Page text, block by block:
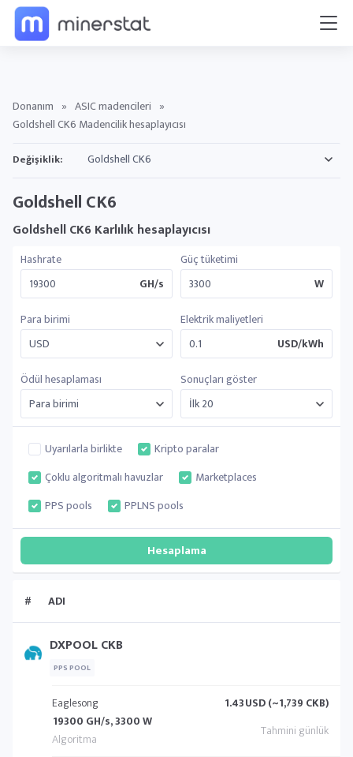
Donanım » ASIC madencileri »
Goldshell CK6 Madencilik hesaplayıcısı
Değişiklik:
Goldshell CK6
Goldshell CK6 Karlılık hesaplayıcısı
Hashrate
GH/s
Güç tüketimi
W
Para birimi
Elektrik maliyetleri
USD/kWh
Ödül hesaplaması
Sonuçları göster
Uyarılarla birlikte
Kripto paralar
Çoklu algoritmalı havuzlar
Marketplaces
PPS pools
PPLNS pools
# ADI
DXPOOL CKB
PPS POOL
Eaglesong
19300 GH/s, 3300 W
1.43USD (~1,739 CKB)